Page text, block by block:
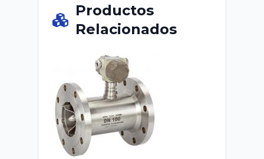
Productos
Relacionados